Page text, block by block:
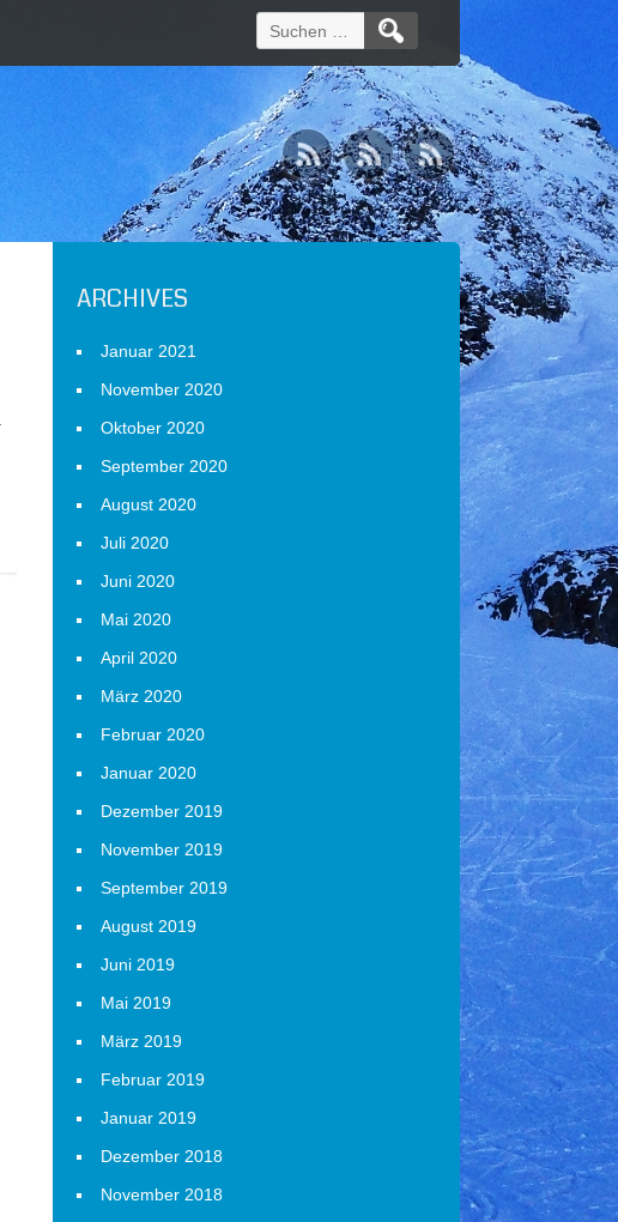
Suchen
nach:
ARCHIVES
Januar 2021
November 2020
Oktober 2020
September 2020
August 2020
Juli 2020
Juni 2020
Mai 2020
April 2020
März 2020
Februar 2020
Januar 2020
Dezember 2019
November 2019
September 2019
August 2019
Juni 2019
Mai 2019
März 2019
Februar 2019
Januar 2019
Dezember 2018
November 2018